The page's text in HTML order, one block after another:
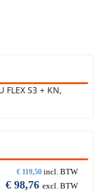
S3 + KN,
€ 119,50 incl. BTW
€ 98,76 excl. BTW